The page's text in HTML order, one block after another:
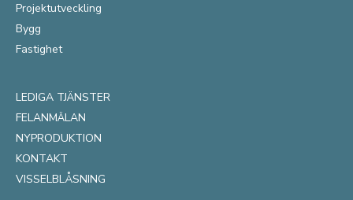
Projektutveckling
Bygg
Fastighet
LEDIGA TJÄNSTER
FELANMÄLAN
NYPRODUKTION
KONTAKT
VISSELBLÅSNING